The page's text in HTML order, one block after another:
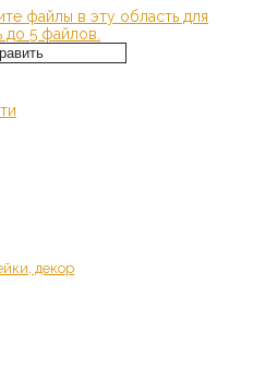
файлы в эту область для
до 5 файлов.
декор